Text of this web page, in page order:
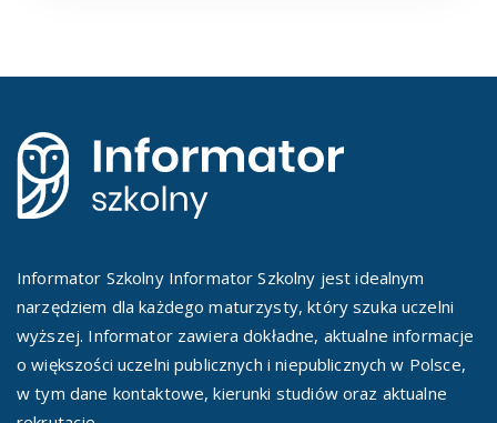
Informator Szkolny Informator Szkolny jest idealnym
narzędziem dla każdego maturzysty, który szuka uczelni
wyższej. Informator zawiera dokładne, aktualne informacje
o większości uczelni publicznych i niepublicznych w Polsce,
w tym dane kontaktowe, kierunki studiów oraz aktualne